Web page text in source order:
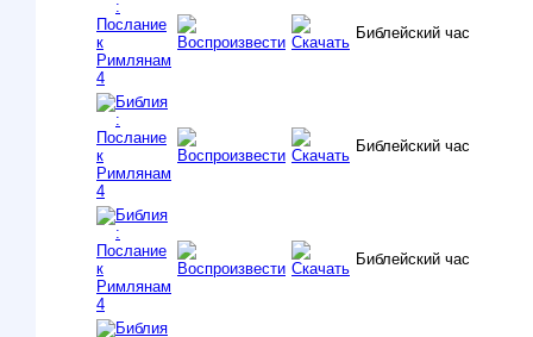
Библейский час
Библейский час
Библейский час